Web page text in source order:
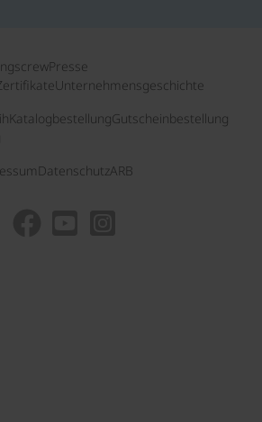
Presse
Unternehmensgeschichte
KatalogbestellungGutscheinbestellung
DatenschutzARB